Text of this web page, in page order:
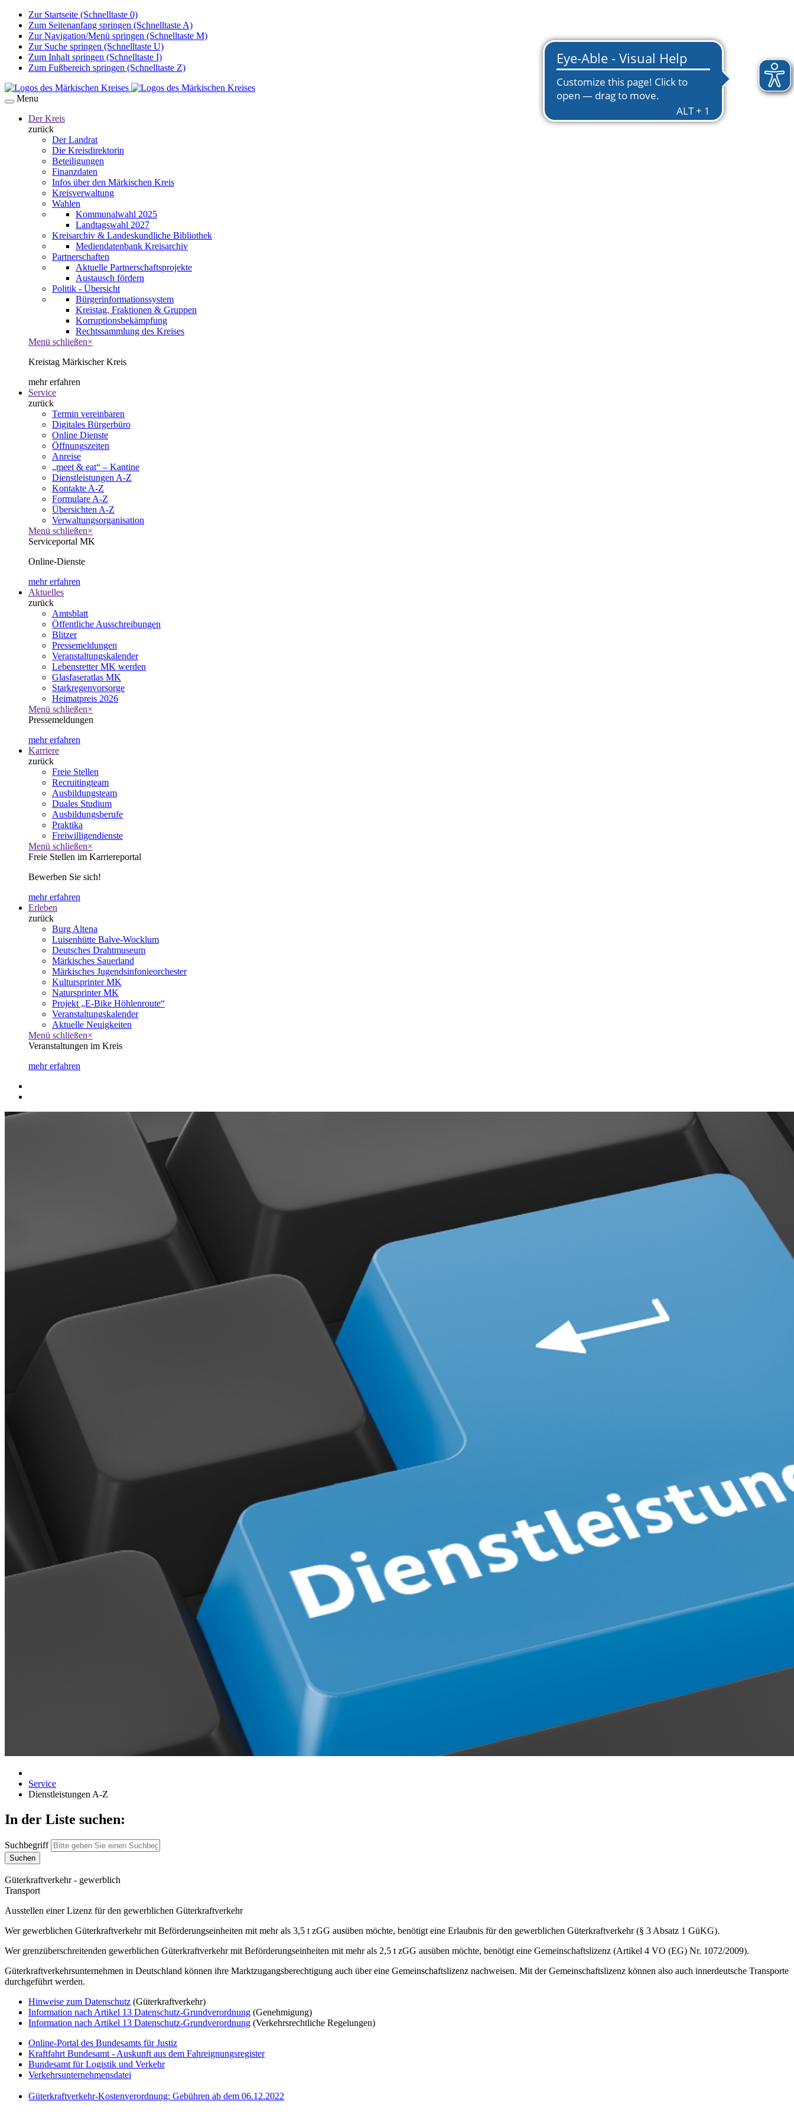
Zur Startseite (Schnelltaste 0)
Zum Seitenanfang springen (Schnelltaste A)
Zur Navigation/Menü springen (Schnelltaste M)
Zur Suche springen (Schnelltaste U)
Zum Inhalt springen (Schnelltaste I)
Zum Fußbereich springen (Schnelltaste Z)
Menu
Der Kreis
zurück
Der Landrat
Die Kreisdirektorin
Beteiligungen
Finanzdaten
Infos über den Märkischen Kreis
Kreisverwaltung
Wahlen
Kommunalwahl 2025
Landtagswahl 2027
Kreisarchiv & Landeskundliche Bibliothek
Mediendatenbank Kreisarchiv
Partnerschaften
Aktuelle Partnerschaftsprojekte
Austausch fördern
Politik - Übersicht
Bürgerinformationssystem
Kreistag, Fraktionen & Gruppen
Korruptionsbekämpfung
Rechtssammlung des Kreises
Menü schließen×
Kreistag Märkischer Kreis
mehr erfahren
Service
zurück
Termin vereinbaren
Digitales Bürgerbüro
Online Dienste
Öffnungszeiten
Anreise
„meet & eat“ – Kantine
Dienstleistungen A-Z
Kontakte A-Z
Formulare A-Z
Übersichten A-Z
Verwaltungsorganisation
Menü schließen×
Serviceportal MK
Online-Dienste
mehr erfahren
Aktuelles
zurück
Amtsblatt
Öffentliche Ausschreibungen
Blitzer
Pressemeldungen
Veranstaltungskalender
Lebensretter MK werden
Glasfaseratlas MK
Starkregenvorsorge
Heimatpreis 2026
Menü schließen×
Pressemeldungen
mehr erfahren
Karriere
zurück
Freie Stellen
Recruitingteam
Ausbildungsteam
Duales Studium
Ausbildungsberufe
Praktika
Freiwilligendienste
Menü schließen×
Freie Stellen im Karriereportal
Bewerben Sie sich!
mehr erfahren
Erleben
zurück
Burg Altena
Luisenhütte Balve-Wocklum
Deutsches Drahtmuseum
Märkisches Sauerland
Märkisches Jugendsinfonieorchester
Kultursprinter MK
Natursprinter MK
Projekt „E-Bike Höhlenroute“
Veranstaltungskalender
Aktuelle Neuigkeiten
Menü schließen×
Veranstaltungen im Kreis
mehr erfahren
Service
Dienstleistungen A-Z
In der Liste suchen:
Suchbegriff
Güterkraftverkehr - gewerblich
Transport
Ausstellen einer Lizenz für den gewerblichen Güterkraftverkehr
Wer gewerblichen Güterkraftverkehr mit Beförderungseinheiten mit mehr als 3,5 t zGG ausüben möchte, benötigt eine Erlaubnis für den gewerblichen Güterkraftverkehr (§ 3 Absatz 1 GüKG).
Wer grenzüberschreitenden gewerblichen Güterkraftverkehr mit Beförderungseinheiten mit mehr als 2,5 t zGG ausüben möchte, benötigt eine Gemeinschaftslizenz (Artikel 4 VO (EG) Nr. 1072/2009).
Güterkraftverkehrsunternehmen in Deutschland können ihre Marktzugangsberechtigung auch über eine Gemeinschaftslizenz nachweisen. Mit der Gemeinschaftslizenz können also auch innerdeutsche Transporte
durchgeführt werden.
Hinweise zum Datenschutz (Güterkraftverkehr)
Information nach Artikel 13 Datenschutz-Grundverordnung (Genehmigung)
Information nach Artikel 13 Datenschutz-Grundverordnung (Verkehrsrechtliche Regelungen)
Online-Portal des Bundesamts für Justiz
Kraftfahrt Bundesamt - Auskunft aus dem Fahreignungsregister
Bundesamt für Logistik und Verkehr
Verkehrsunternehmensdatei
Güterkraftverkehr-Kostenverordnung: Gebühren ab dem 06.12.2022